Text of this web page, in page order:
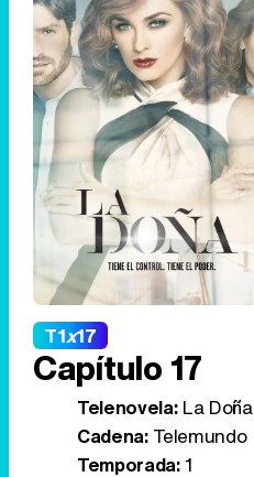
T1x17
Capítulo 17
Telenovela:La Doña
Cadena:Telemundo
Temporada:1